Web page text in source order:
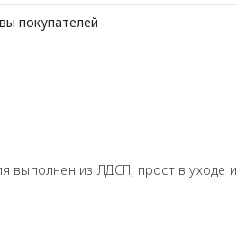
покупателей
выполнен из ЛДСП, прост в уходе и